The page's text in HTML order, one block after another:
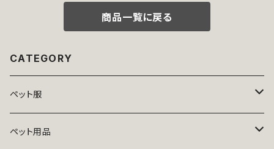
商品一覧に戻る
CATEGORY
ペット服
トップス
ペット用品